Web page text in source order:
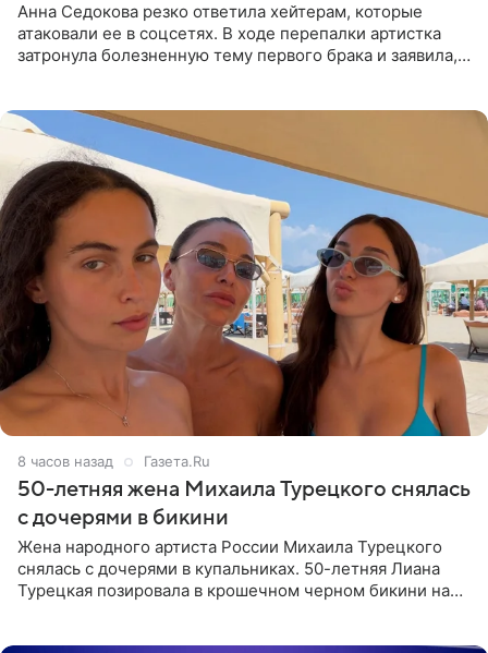
Анна Седокова резко ответила хейтерам, которые
атаковали ее в соцсетях. В ходе перепалки артистка
затронула болезненную тему первого брака и заявила,
8 часов назад Газета.Ru
50-летняя жена Михаила Турецкого снялась
с дочерями в бикини
Жена народного артиста России Михаила Турецкого
снялась с дочерями в купальниках. 50-летняя Лиана
Турецкая позировала в крошечном черном бикини на